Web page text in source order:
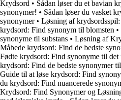
Krydsord • Sådan løser du et bavian
synonymer! • Sådan løser du vasket
synonymer• Løsning af
krydsord: Find synonym til blomsten •
synonyme til substans • Løsning af
Måbede krydsord: Find de bedste
Fødte krydsord: Find synonyme til det
krydsord: Find de bedste synonymer
Guide til at løse krydsord: Find
du krydsord: Find nuancerede
Krydsord: Find Synonymer og